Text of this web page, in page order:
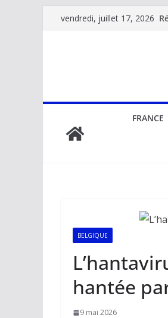
Passervendredi, juillet 17, 2026
FRANCE
BELGIQUE
hantée
9 mai 2026